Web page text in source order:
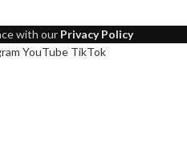
with our Privacy Policy
YouTube TikTok